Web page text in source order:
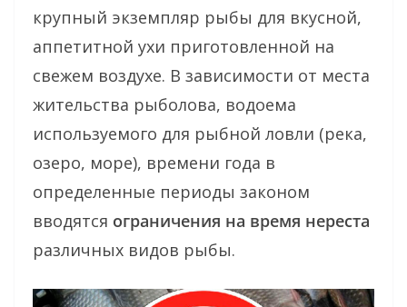
крупный экземпляр рыбы для вкусной,
аппетитной ухи приготовленной на
свежем воздухе. В зависимости от места
жительства рыболова, водоема
используемого для рыбной ловли (река,
озеро, море), времени года в
определенные периоды законом
вводятся ограничения на время нереста
различных видов рыбы.